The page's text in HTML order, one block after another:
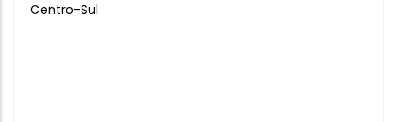
Centro-Sul